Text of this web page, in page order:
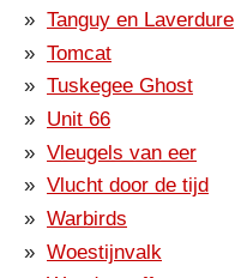
Tanguy en Laverdure
Tomcat
Tuskegee Ghost
Unit 66
Vleugels van eer
Vlucht door de tijd
Warbirds
Woestijnvalk